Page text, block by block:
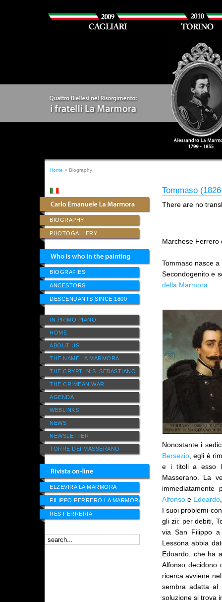
Home > Biography
BIOGRAPHY
PHOTOGALLERY
BIOGRAFIES
ANCESTORS
DESCENDANTS SINCE 1800
IN PRIMO PIANO
HOME
ABOUT US
THE NAME LA MARMORA
THE CRYPT IN S. SEBASTIANO
THE CRIMEAN WAR
AGENDA
WEBLINKS
NEWS
NEWSLETTER
TORRE DEI MASSERANO
ELZEVIRA LA MARMORA
FILIPPO FERRERO LA MARMORA
RES FERRERIA
Tommaso
There are no
Marchese Ferrero
Tommaso nasce
Secondogenito e
della Marmora
Nonostante i
Bersezio, egli è
e i titoli a esso
Masserano. La
Alfonsoe Edoardo
I suoi problemi
gli zii: per debiti,
via San Filippo a
Lessona abbia
Edoardo, che ha
Alfonso decidono
ricerca avviene
sembra adatta al
soluzione si trova